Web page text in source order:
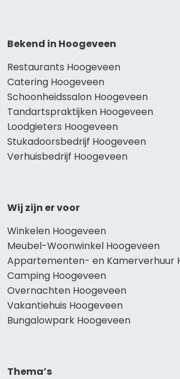
Bekend in Hoogeveen
Restaurants Hoogeveen
Catering Hoogeveen
Schoonheidssalon Hoogeveen
Tandartspraktijken Hoogeveen
Loodgieters Hoogeveen
Stukadoorsbedrijf Hoogeveen
Verhuisbedrijf Hoogeveen
Wij zijn er voor
Winkelen Hoogeveen
Meubel-Woonwinkel Hoogeveen
Appartementen- en Kamerverhuur
Camping Hoogeveen
Overnachten Hoogeveen
Vakantiehuis Hoogeveen
Bungalowpark Hoogeveen
Thema’s